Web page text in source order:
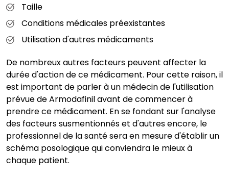
Taille
Conditions médicales préexistantes
Utilisation d'autres médicaments
De nombreux autres facteurs peuvent affecter la
durée d'action de ce médicament. Pour cette raison, il
est important de parler à un médecin de l'utilisation
prévue de Armodafinil avant de commencer à
prendre ce médicament. En se fondant sur l'analyse
des facteurs susmentionnés et d'autres encore, le
professionnel de la santé sera en mesure d'établir un
schéma posologique qui conviendra le mieux à
chaque patient.